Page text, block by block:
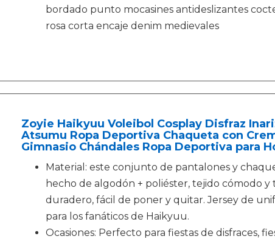
bordado punto mocasines antideslizantes
rosa corta encaje denim medievales
Zoyie Haikyuu Voleibol Cosplay Disfraz
Atsumu Ropa Deportiva Chaqueta con
Gimnasio Chándales Ropa Deportiva para
Material: este conjunto de pantalones y
hecho de algodón + poliéster, tejido cómodo y
duradero, fácil de poner y quitar. Jersey de
para los fanáticos de Haikyuu.
Ocasiones: Perfecto para fiestas de disfraces,